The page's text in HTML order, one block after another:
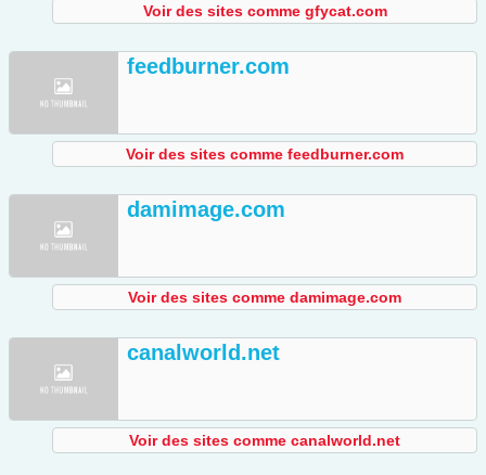
Voir des sites comme gfycat.com
feedburner.com
Voir des sites comme feedburner.com
damimage.com
Voir des sites comme damimage.com
canalworld.net
Voir des sites comme canalworld.net